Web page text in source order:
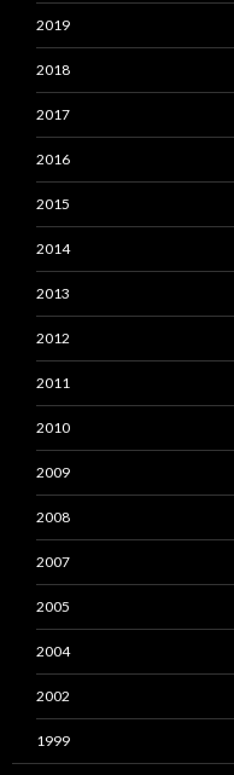
2019
2018
2017
2016
2015
2014
2013
2012
2011
2010
2009
2008
2007
2005
2004
2002
1999